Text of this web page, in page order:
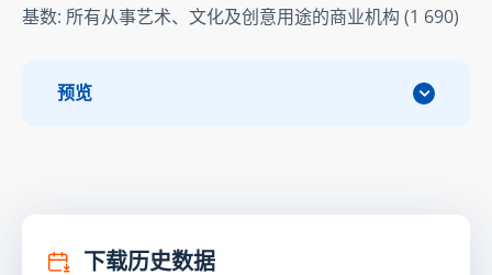
基数: 所有从事艺术、文化及创意用途的商业机构 (1 690)
预览
下载历史数据